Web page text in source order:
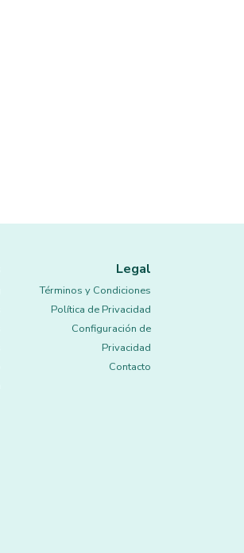
Legal
Términos y Condiciones
Política de Privacidad
Configuración de
Privacidad
Contacto